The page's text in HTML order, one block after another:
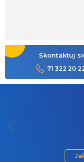
Skontaktuj
71 322 20